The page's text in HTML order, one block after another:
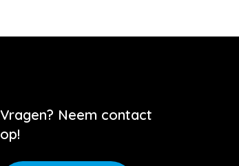
Vragen? Neem contact
op!